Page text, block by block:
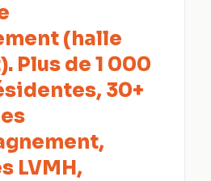
(halle
Plus de 1 000
30+
LVMH,